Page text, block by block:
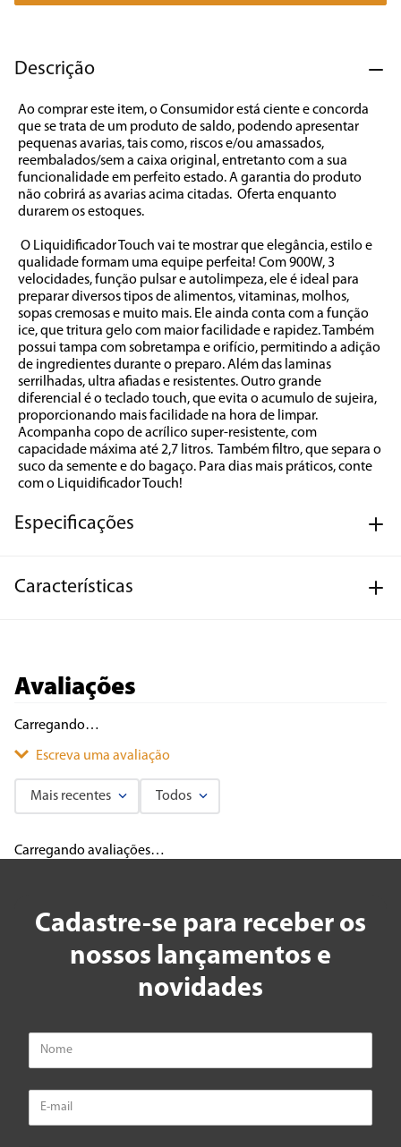
Descrição
Ao comprar este item, o Consumidor está ciente e concorda
que se trata de um produto de saldo, podendo apresentar
pequenas avarias, tais como, riscos e/ou amassados,
reembalados/sem a caixa original, entretanto com a sua
funcionalidade em perfeito estado. A garantia do produto
não cobrirá as avarias acima citadas.  Oferta enquanto
durarem os estoques.
qualidade formam uma equipe perfeita! Com 900W, 3
velocidades, função pulsar e autolimpeza, ele é ideal para
preparar diversos tipos de alimentos, vitaminas, molhos,
sopas cremosas e muito mais. Ele ainda conta com a função
ice, que tritura gelo com maior facilidade e rapidez. Também
possui tampa com sobretampa e orifício, permitindo a adição
de ingredientes durante o preparo. Além das laminas
serrilhadas, ultra afiadas e resistentes. Outro grande
diferencial é o teclado touch, que evita o acumulo de sujeira,
proporcionando mais facilidade na hora de limpar.
Acompanha copo de acrílico super-resistente, com
capacidade máxima até 2,7 litros.  Também filtro, que separa o
suco da semente e do bagaço. Para dias mais práticos, conte
com o Liquidificador Touch!
Especificações
Características
Avaliações
Carregando…
Escreva uma avaliação
Título
Avalie o produto de 1 a 5 estrelas
★★★★
Mais recentes Todos
Carregando avaliações…
Cadastre-se para receber os
nossos lançamentos e
novidades
7º caixa som
9º forno
10º ventilador